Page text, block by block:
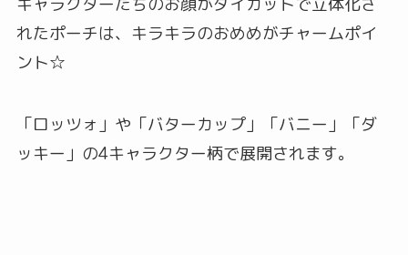
れたポーチは、キラキラのおめめがチャームポイ
ント☆
「ロッツォ」や「バターカップ」「バニー」「ダ
ッキー」の4キャラクター柄で展開されます。